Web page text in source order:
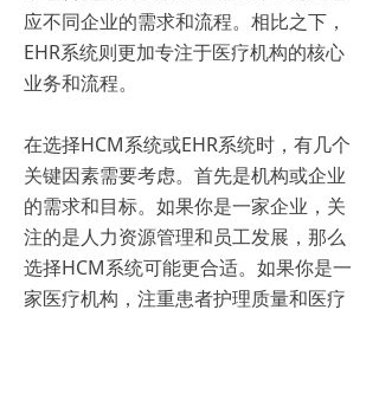
应不同企业的需求和流程。相比之下，
EHR系统则更加专注于医疗机构的核心
业务和流程。
在选择HCM系统或EHR系统时，有几个
关键因素需要考虑。首先是机构或企业
的需求和目标。如果你是一家企业，关
注的是人力资源管理和员工发展，那么
选择HCM系统可能更合适。如果你是一
家医疗机构，注重患者护理质量和医疗